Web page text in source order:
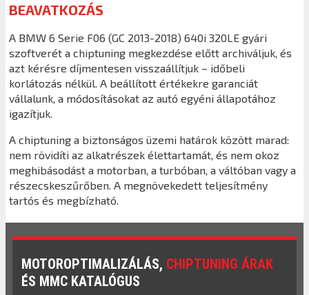
BEAVATKOZÁS
A BMW 6 Serie F06 (GC 2013-2018) 640i 320LE gyári
szoftverét a chiptuning megkezdése előtt archiváljuk, és
azt kérésre díjmentesen visszaállítjuk – időbeli
korlátozás nélkül. A beállított értékekre garanciát
vállalunk, a módosításokat az autó egyéni állapotához
igazítjuk.
A chiptuning a biztonságos üzemi határok között marad:
nem rövidíti az alkatrészek élettartamát, és nem okoz
meghibásodást a motorban, a turbóban, a váltóban vagy a
részecskeszűrőben. A megnövekedett teljesítmény
tartós és megbízható.
MOTOROPTIMALIZÁLÁS, CHIPTUNING ÁRAK
ÉS MMC KATALÓGUS